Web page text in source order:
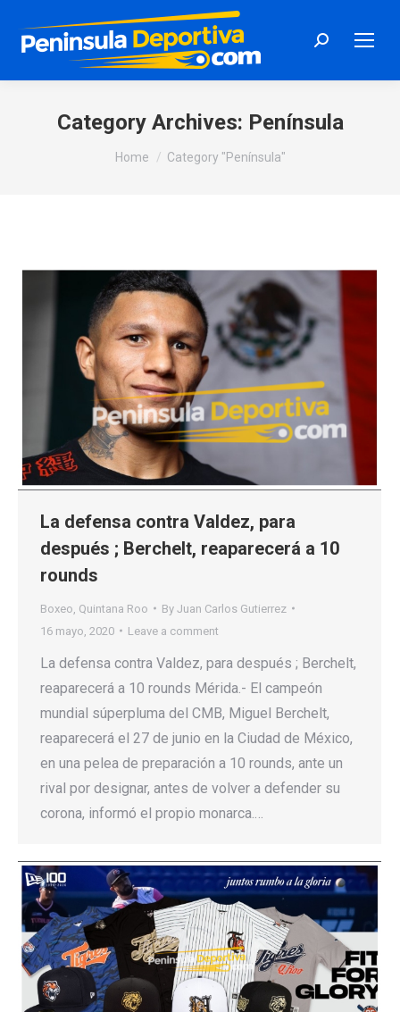
Search:
Category Archives: Península
You are here:
Home Category "Península"
La defensa contra Valdez, para
después ; Berchelt, reaparecerá a 10
rounds
Boxeo Quintana Roo By Juan Carlos Gutierrez
16 mayo, 2020
Leave a comment
La defensa contra Valdez, para después ; Berchelt,
reaparecerá a 10 rounds Mérida.- El campeón
mundial súperpluma del CMB, Miguel Berchelt,
reaparecerá el 27 de junio en la Ciudad de México,
en una pelea de preparación a 10 rounds, ante un
rival por designar, antes de volver a defender su
corona, informó el propio monarca.…